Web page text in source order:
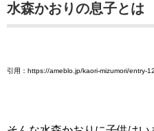
水森かおりの息子とは
引用：https://ameblo.jp/kaori-mizumori/entry-